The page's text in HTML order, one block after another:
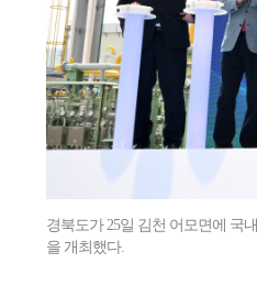
경북도가 25일 김천 어모면에 국
을 개최했다.